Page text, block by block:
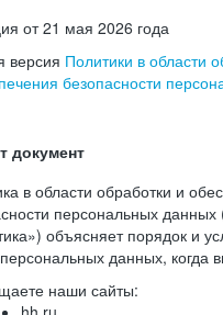
от 21 мая 2026 года
версия Политики в области
безопасности
документ
в области обработки и
персональных
объясняет порядок и
данных, когда
наши сайты: